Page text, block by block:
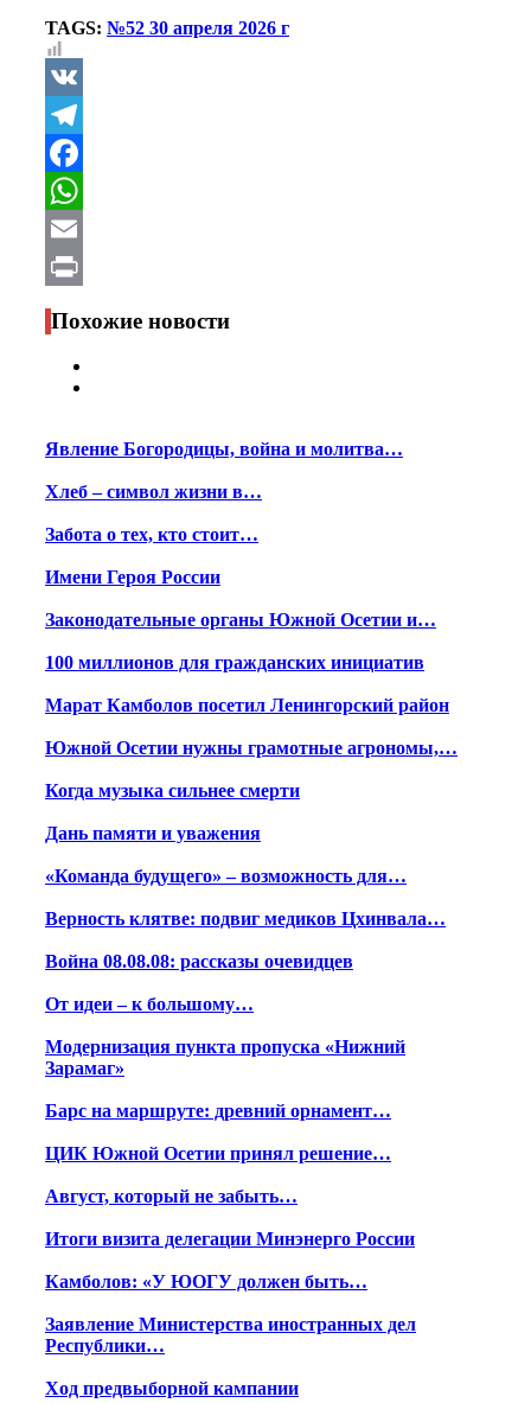
TAGS: №52 30 апреля 2026 г
VK
Telegram
Facebook
WhatsApp
Email
Print
Похожие новости
Явление Богородицы, война и молитва…
Хлеб – символ жизни в…
Забота о тех, кто стоит…
Имени Героя России
Законодательные органы Южной Осетии и…
100 миллионов для гражданских инициатив
Марат Камболов посетил Ленингорский район
Южной Осетии нужны грамотные агрономы,…
Когда музыка сильнее смерти
Дань памяти и уважения
«Команда будущего» – возможность для…
Верность клятве: подвиг медиков Цхинвала…
Война 08.08.08: рассказы очевидцев
От идеи – к большому…
Модернизация пункта пропуска «Нижний
Зарамаг»
Барс на маршруте: древний орнамент…
ЦИК Южной Осетии принял решение…
Август, который не забыть…
Итоги визита делегации Минэнерго России
Камболов: «У ЮОГУ должен быть…
Заявление Министерства иностранных дел
Республики…
Ход предвыборной кампании